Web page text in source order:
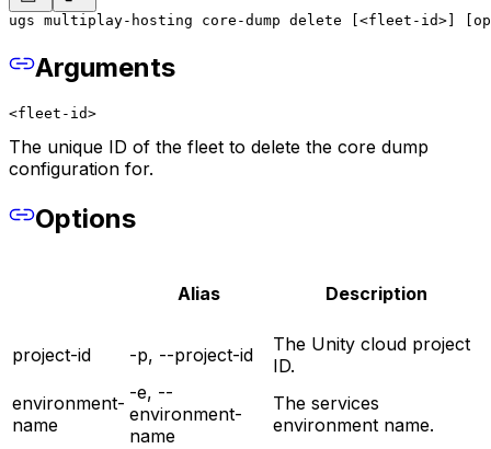
ugs multiplay-hosting core-dump delete [<fleet-id>]
Arguments
<fleet-id>
The unique ID of the fleet to delete the core dump
configuration for.
Options
Alias Description
project-id -p, --project-id
The Unity cloud project
ID.
environment-
name
-e, --
environment-
name
The services
environment name.